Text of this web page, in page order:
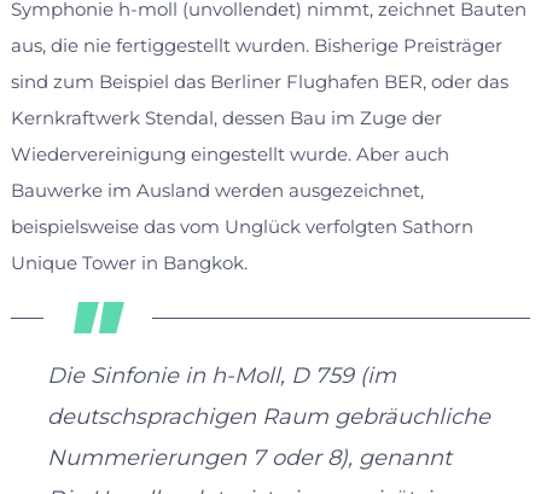
Symphonie h-moll (unvollendet) nimmt, zeichnet Bauten
aus, die nie fertiggestellt wurden. Bisherige Preisträger
sind zum Beispiel das Berliner Flughafen BER, oder das
Kernkraftwerk Stendal, dessen Bau im Zuge der
Wiedervereinigung eingestellt wurde. Aber auch
Bauwerke im Ausland werden ausgezeichnet,
beispielsweise das vom Unglück verfolgten Sathorn
Unique Tower in Bangkok.
Die Sinfonie in h-Moll, D 759 (im
deutschsprachigen Raum gebräuchliche
Nummerierungen 7 oder 8), genannt